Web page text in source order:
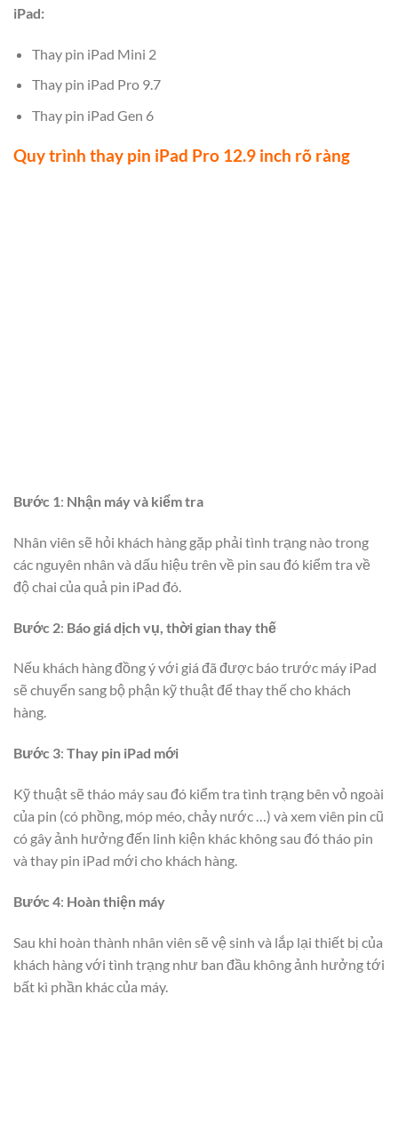
iPad:
Thay pin iPad Mini 2
Thay pin iPad Pro 9.7
Thay pin iPad Gen 6
Quy trình thay pin iPad Pro 12.9 inch rõ ràng
Bước 1: Nhận máy và kiểm tra
Nhân viên sẽ hỏi khách hàng gặp phải tình trạng nào trong
các nguyên nhân và dấu hiệu trên về pin sau đó kiểm tra về
độ chai của quả pin iPad đó.
Bước 2: Báo giá dịch vụ, thời gian thay thế
Nếu khách hàng đồng ý với giá đã được báo trước máy iPad
sẽ chuyển sang bộ phận kỹ thuật để thay thế cho khách
hàng.
Bước 3: Thay pin iPad mới
Kỹ thuật sẽ tháo máy sau đó kiểm tra tình trạng bên vỏ ngoài
của pin (có phồng, móp méo, chảy nước …) và xem viên pin cũ
có gây ảnh hưởng đến linh kiện khác không sau đó tháo pin
và thay pin iPad mới cho khách hàng.
Bước 4: Hoàn thiện máy
Sau khi hoàn thành nhân viên sẽ vệ sinh và lắp lại thiết bị của
khách hàng với tình trạng như ban đầu không ảnh hưởng tới
bất kì phần khác của máy.